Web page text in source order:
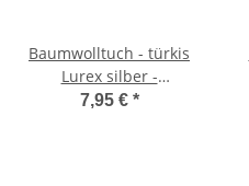
Baumwolltuch - türkis
Lurex silber -
quadratisches Tuch
7,95 € *